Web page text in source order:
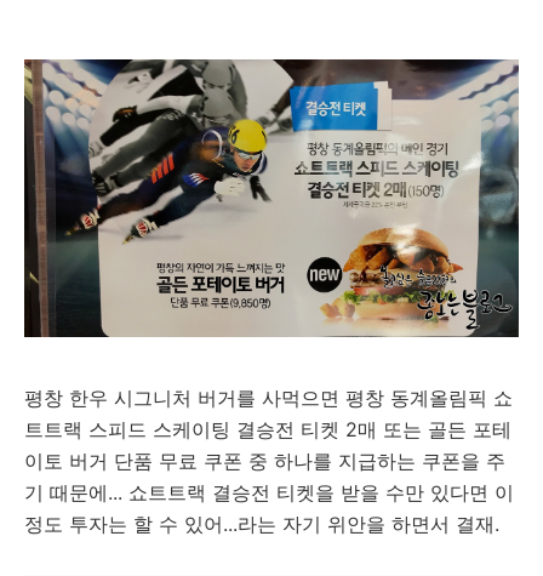
평창 한우 시그니처 버거를 사먹으면 평창 동계올림픽 쇼
트트랙 스피드 스케이팅 결승전 티켓 2매 또는 골든 포테
이토 버거 단품 무료 쿠폰 중 하나를 지급하는 쿠폰을 주
기 때문에... 쇼트트랙 결승전 티켓을 받을 수만 있다면 이
정도 투자는 할 수 있어...라는 자기 위안을 하면서 결재.